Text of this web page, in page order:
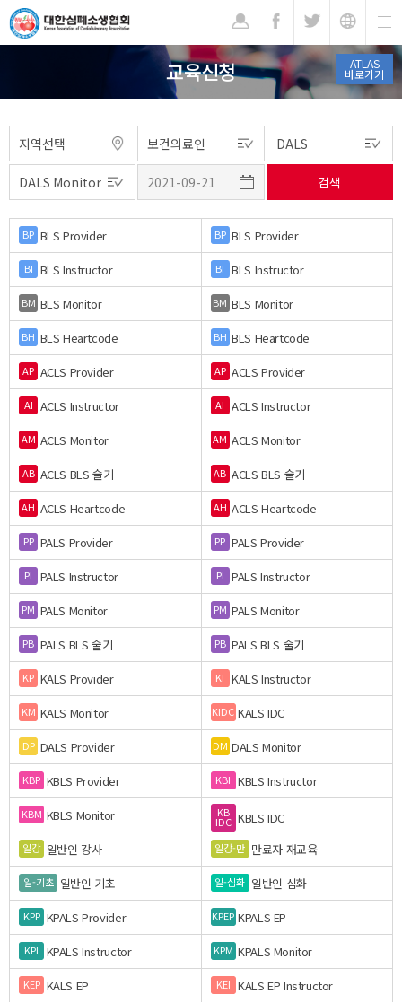
ATLAS
바로가기
교육신청
BP BLS Provider BP BLS Provider
BI BLS Instructor BI BLS Instructor
BM BLS Monitor BM BLS Monitor
BH BLS Heartcode BH BLS Heartcode
AP ACLS Provider AP ACLS Provider
AI ACLS Instructor AI ACLS Instructor
AM ACLS Monitor AM ACLS Monitor
AB ACLS BLS 술기 AB ACLS BLS 술기
AH ACLS Heartcode AH ACLS Heartcode
PP PALS Provider PP PALS Provider
PI PALS Instructor PI PALS Instructor
PM PALS Monitor PM PALS Monitor
PB PALS BLS 술기 PB PALS BLS 술기
KP KALS Provider KI KALS Instructor
KM KALS Monitor KIDC KALS IDC
DP DALS Provider DM DALS Monitor
KBP KBLS Provider KBI KBLS Instructor
KBM KBLS Monitor KB
IDC KBLS IDC
일강 일반인 강사 일강-만 만료자 재교육
일-기초 일반인 기초 일-심화 일반인 심화
KPP KPALS Provider KPEP KPALS EP
KPI KPALS Instructor KPM KPALS Monitor
KEP KALS EP KEI KALS EP Instructor